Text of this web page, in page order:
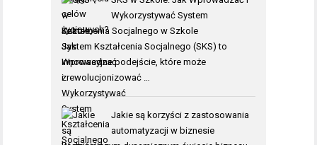
Wykorzystywać System
Kształcenia Socjalnego w Szkole
System Kształcenia Socjalnego (SKS) to
innowacyjne podejście, które może
zrewolucjonizować …
Jakie są korzyści z zastosowania
automatyzacji w biznesie